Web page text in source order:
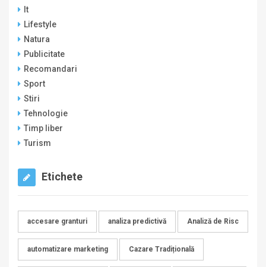
It
Lifestyle
Natura
Publicitate
Recomandari
Sport
Stiri
Tehnologie
Timp liber
Turism
Etichete
accesare granturi analiza predictivă Analiză de Risc
automatizare marketing Cazare Tradițională